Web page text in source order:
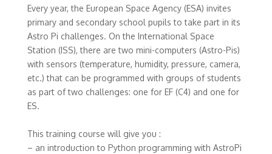
Every year, the European Space Agency (ESA) invites
primary and secondary school pupils to take part in its
Astro Pi challenges. On the International Space
Station (ISS), there are two mini-computers (Astro-Pis)
with sensors (temperature, humidity, pressure, camera,
etc.) that can be programmed with groups of students
as part of two challenges: one for EF (C4) and one for
ES.
This training course will give you :
– an introduction to Python programming with AstroPi